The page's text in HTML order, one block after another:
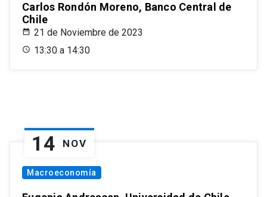
Carlos Rondón Moreno, Banco Central de
Chile
21 de Noviembre de 2023
13:30 a 14:30
14 NOV
Macroeconomía